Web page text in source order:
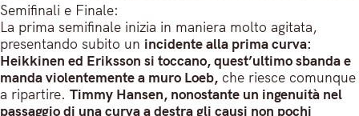
Semifinali e Finale:
La prima semifinale inizia in maniera molto agitata,
presentando subito un incidente alla prima curva:
Heikkinen ed Eriksson si toccano, quest’ultimo sbanda e
manda violentemente a muro Loeb, che riesce comunque
a ripartire. Timmy Hansen, nonostante un ingenuità nel
passaggio di una curva a destra gli causi non pochi